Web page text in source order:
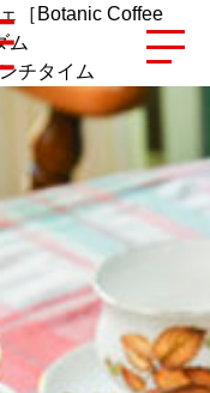
［Botanic Coffee
ム
チタイム